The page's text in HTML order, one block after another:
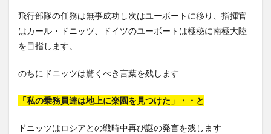
飛行部隊の任務は無事成功し次はユーボートに移り、指揮官
はカール・ドニッツ、ドイツのユーボートは極秘に南極大陸
を目指します。
のちにドニッツは驚くべき言葉を残します
「私の乗務員達は地上に楽園を見つけた」・・と
ドニッツはロシアとの戦時中再び謎の発言を残します